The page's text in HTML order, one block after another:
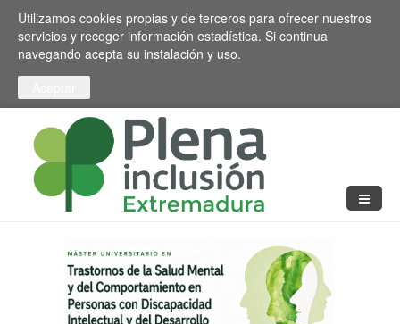
Pasar al contenido principal
Toggle high contrast
Utilizamos cookies propias y de terceros para ofrecer nuestros
servicios y recoger información estadística. Si continua
navegando acepta su instalación y uso.